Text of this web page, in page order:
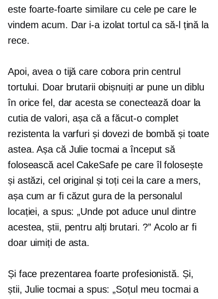
este foarte-foarte similare cu cele pe care le
vindem acum. Dar i-a izolat tortul ca să-l țină la
rece.
Apoi, avea o tijă care cobora prin centrul
tortului. Doar brutarii obișnuiți ar pune un diblu
în orice fel, dar acesta se conectează doar la
cutia de valori, așa că a făcut-o complet
rezistenta la varfuriși dovezi de bombă și toate
astea. Așa că Julie tocmai a început să
folosească acel CakeSafe pe care îl folosește
și astăzi, cel original și toți cei la care a mers,
așa cum ar fi căzut gura de la personalul
locației, a spus: „Unde pot aduce unul dintre
acestea, știi, pentru alți brutari. ?” Acolo ar fi
doar uimiți de asta.
Și face prezentarea foarte profesionistă. Și,
știi, Julie tocmai a spus: „Soțul meu tocmai a